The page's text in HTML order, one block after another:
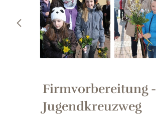
Firmvorbereitung -
Jugendkreuzweg